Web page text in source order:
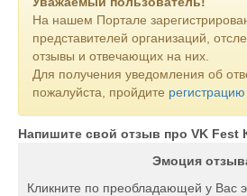
На нашем Портале
представителей организаций,
отзывы и отвечающих на них.
Для получения уведомления об
пожалуйста, пройдите регистрацию
Напишите свой отзыв про VK Fest
Эмоция
Кликните по преобладающей у Вас